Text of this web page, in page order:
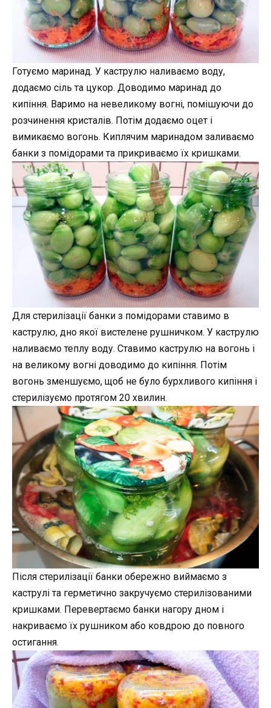
Готуємо маринад. У каструлю наливаємо воду,
додаємо сіль та цукор. Доводимо маринад до
кипіння. Варимо на невеликому вогні, помішуючи до
розчинення кристалів. Потім додаємо оцет і
вимикаємо вогонь. Киплячим маринадом заливаємо
банки з помідорами та прикриваємо їх кришками.
Для стерилізації банки з помідорами ставимо в
каструлю, дно якої вистелене рушничком. У каструлю
наливаємо теплу воду. Ставимо каструлю на вогонь і
на великому вогні доводимо до кипіння. Потім
вогонь зменшуємо, щоб не було бурхливого кипіння і
стерилізуємо протягом 20 хвилин.
Після стерилізації банки обережно виймаємо з
каструлі та герметично закручуємо стерилізованими
кришками. Перевертаємо банки нагору дном і
накриваємо їх рушником або ковдрою до повного
остигання.